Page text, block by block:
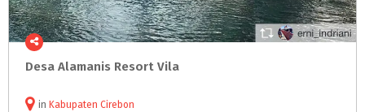
Desa Alamanis Resort Vila
in Kabupaten Cirebon